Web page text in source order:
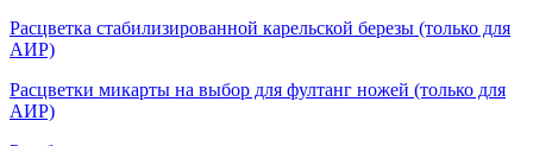
Расцветка стабилизированной карельской березы (только для
АИР)
Расцветки микарты на выбор для фултанг ножей (только для
АИР)